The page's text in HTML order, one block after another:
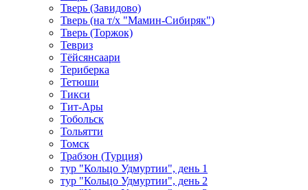
Тверь (Завидово)
Тверь (на т/х "Мамин-Сибиряк")
Тверь (Торжок)
Тевриз
Тёйсянсаари
Териберка
Тетюши
Тикси
Тит-Ары
Тобольск
Тольятти
Томск
Трабзон (Турция)
тур "Кольцо Удмуртии", день 1
тур "Кольцо Удмуртии", день 2